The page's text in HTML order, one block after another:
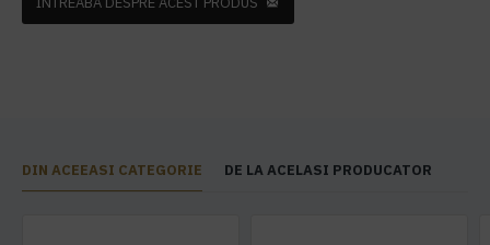
DIN ACEEASI CATEGORIE DE LA ACELASI PRODUCATOR